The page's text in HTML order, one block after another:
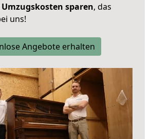
Umzugskosten sparen, das
uns!
Angebote erhalten